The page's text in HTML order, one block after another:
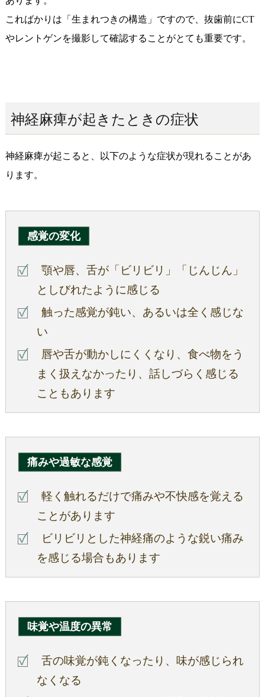
こればかりは「生まれつきの構造」ですので、抜歯前にCT
やレントゲンを撮影して確認することがとても重要です。
神経麻痺が起きたときの症状
神経麻痺が起こると、以下のような症状が現れることがあ
ります。
感覚の変化
顎や唇、舌が「ビリビリ」「じんじん」
としびれたように感じる
触った感覚が鈍い、あるいは全く感じな
い
唇や舌が動かしにくくなり、食べ物をう
まく扱えなかったり、話しづらく感じる
こともあります
痛みや過敏な感覚
軽く触れるだけで痛みや不快感を覚える
ことがあります
ビリビリとした神経痛のような鋭い痛み
を感じる場合もあります
味覚や温度の異常
舌の味覚が鈍くなったり、味が感じられ
なくなる